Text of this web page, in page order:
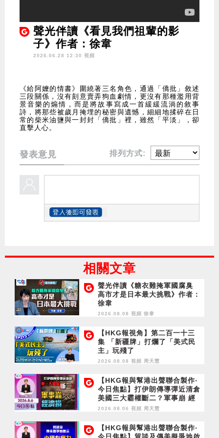
聲光伴讀《看見我們祖輩的影
子》作者：徐韋
2026.06.28 12:30 視頻
《給阿嬤的情書》圍繞著三名角色，通過「僑批」敘述
三段關係，沒有刻意賣弄狗血劇情，更沒有那種濫用背
景音樂的煽情，而是將故事寫成一首緩緩流淌的敘事
詩，將那些被歲月掩埋的秘密與遺憾，細細地揉碎在日
常的柴米油鹽與一封封「僑批」裡，雖然「平淡」，卻
直擊人心。
發表意見 排列方式:
相關文章
聲光伴讀《糖衣難掩軍國腐臭
高市才是日本最大挑戰》作者：
徐韋
2026.08.08 視頻 徐韋
【HKG報視角】第二百一十三
集 「新疆牌」打爛了「美式民
主」玩殘了
2026.08.08 視頻 周天慧
【HKG報與幫港出聲聯合製作‧
今日焦點】打伊朗傳導彈近清倉
美國三大霸權斷二？軍事崩 經
濟損
2026.08.06 視頻 周天慧
【HKG報與幫港出聲聯合製作‧
今日焦點】貿談及傳美擬爭地啟